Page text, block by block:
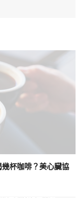
杯咖啡？美心臟協